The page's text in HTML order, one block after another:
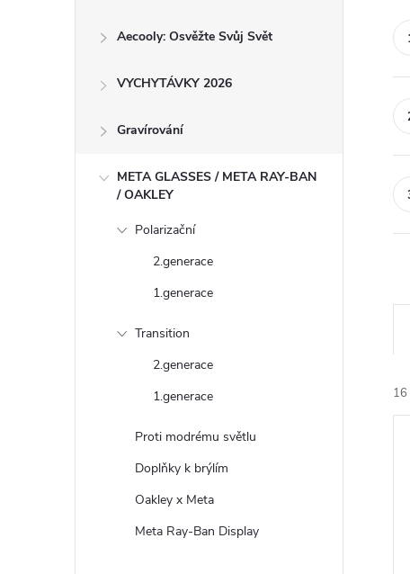
Aecooly: Osvěžte Svůj Svět
VYCHYTÁVKY 2026
Gravírování
META GLASSES / META RAY-BAN
/ OAKLEY
Polarizační
2.generace
1.generace
Transition
2.generace
1.generace
Proti modrému světlu
Doplňky k brýlím
Oakley x Meta
Meta Ray-Ban Display
e
16